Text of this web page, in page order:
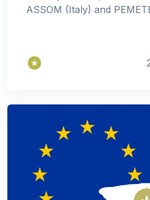
ASSOM (Italy) and